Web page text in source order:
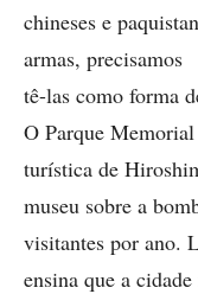
chineses e
armas, precisamos
tê-las como forma
O Parque
turística de
museu sobre a
visitantes por ano.
ensina que a